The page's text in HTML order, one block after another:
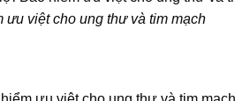
việt cho ung thư và tim mạch